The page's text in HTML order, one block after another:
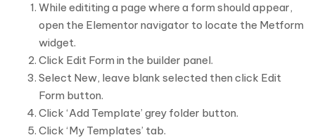
While edititing a page where a form should appear,
open the Elementor navigator to locate the Metform
widget.
Click Edit Form in the builder panel.
Select New, leave blank selected then click Edit
Form button.
Click ‘Add Template’ grey folder button.
Click ‘My Templates’ tab.